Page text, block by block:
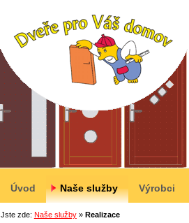
Úvod Naše služby Výrobci
Jste zde: Naše služby» Realizace